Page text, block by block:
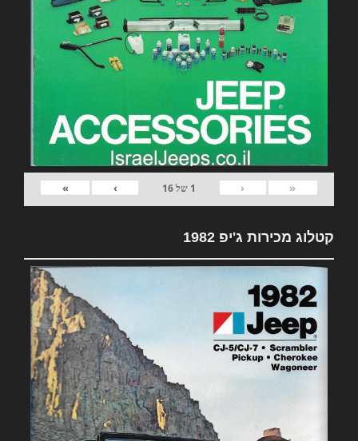
«
‹
1 של16
›
»
קטלוג מכירות ג'יפ 1982